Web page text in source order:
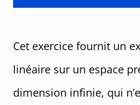
Cet exercice fournit un
linéaire sur un espace
dimension infinie, qui